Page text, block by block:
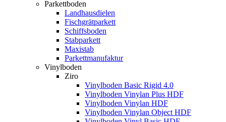
Parkettboden
Landhausdielen
Fischgrätparkett
Schiffsboden
Stabparkett
Maxistab
Parkettmanufaktur
Vinylboden
Ziro
Vinylboden Basic Rigid 4.0
Vinylboden Vinylan Plus HDF
Vinylboden Vinylan HDF
Vinylboden Vinylan Object HDF